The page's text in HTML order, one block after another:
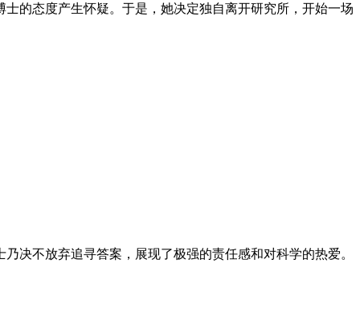
的态度产生怀疑。于是，她决定独自离开研究所，开始一场
决不放弃追寻答案，展现了极强的责任感和对科学的热爱。